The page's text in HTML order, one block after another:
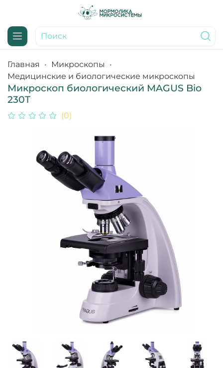
Главная
Микроскопы
Медицинские и биологические микроскопы
Микроскоп биологический MAGUS Bio
230T
(0)